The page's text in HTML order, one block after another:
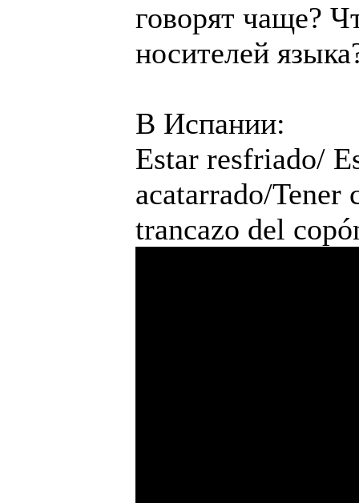
говорят чаще?
носителей
В Испании:
Estar resfriado/
acatarrado/Tener
trancazo del